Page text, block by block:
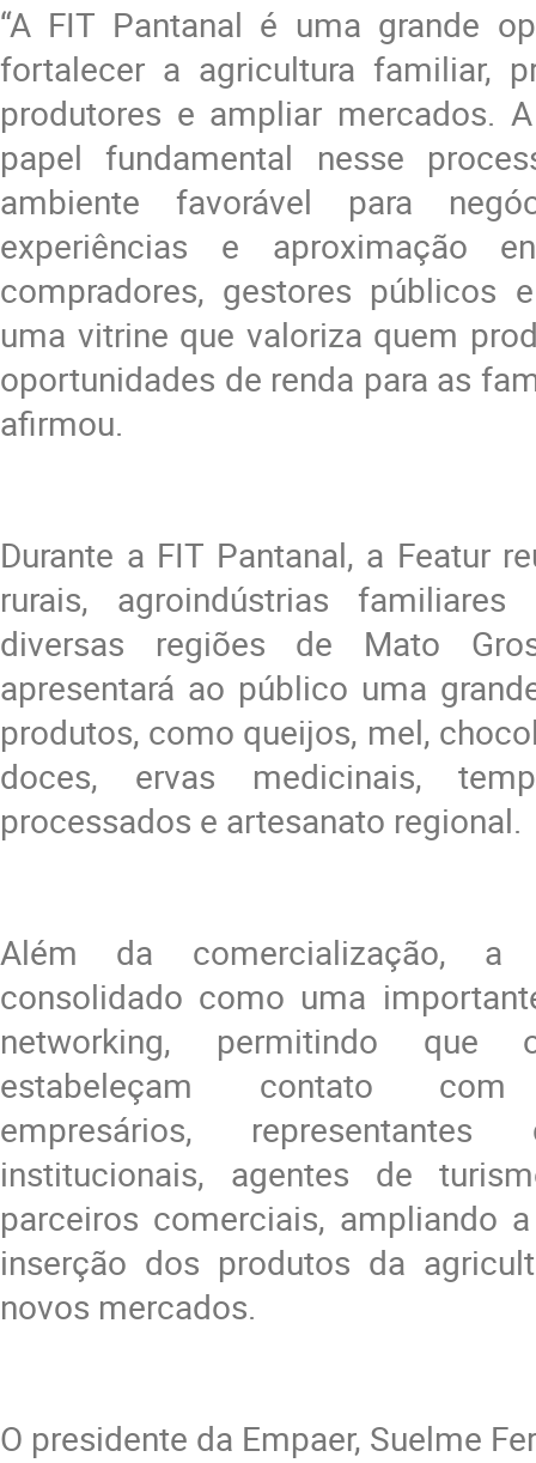
“A FIT Pantanal é uma grande
fortalecer a agricultura familiar,
produtores e ampliar mercados.
papel fundamental nesse
ambiente favorável para
experiências e aproximação
compradores, gestores públicos
uma vitrine que valoriza quem
oportunidades de renda para as
afirmou.
Durante a FIT Pantanal, a Featur
rurais, agroindústrias
diversas regiões de Mato
apresentará ao público uma
produtos, como queijos, mel,
doces, ervas medicinais,
processados e artesanato regional.
Além da comercialização,
consolidado como uma
networking, permitindo que
estabeleçam contato com
empresários,
institucionais, agentes de
parceiros comerciais, ampliando
inserção dos produtos da
novos mercados.
O presidente da Empaer, Suelme